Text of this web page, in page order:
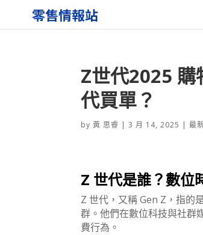
Z世代2025 購
代買單？
by黃 思睿 |3 月 14, 2025 |最
Z 世代是誰？數位
Z 世代，又稱 Gen Z，指的
群。他們在數位科技與社群
費行為。